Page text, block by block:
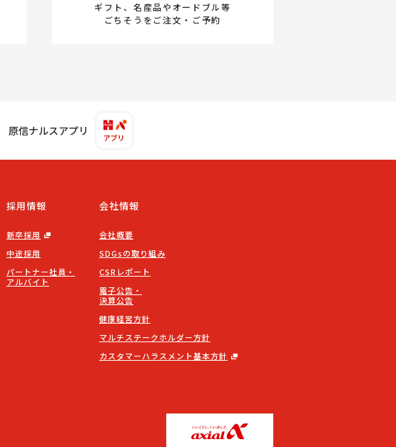
ギフト、名産品やオードブル等
ごちそうをご注文・ご予約
原信ナルスアプリ
採用情報
新卒採用
中途採用
パートナー社員・
アルバイト
会社情報
会社概要
SDGsの取り組み
CSRレポート
電子公告・
決算公告
健康経営方針
マルチステークホルダー方針
カスタマーハラスメント基本方針